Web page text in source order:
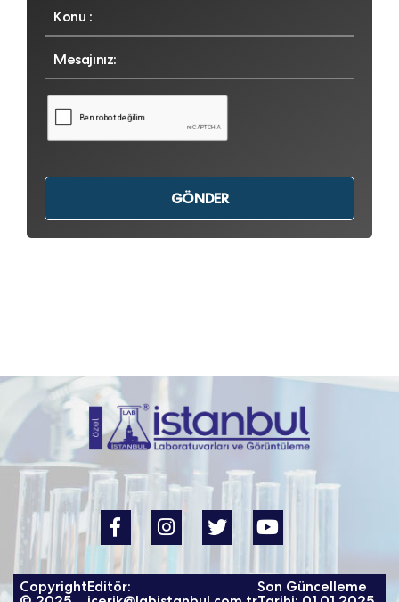
CopyrightEditör: Son Güncelleme